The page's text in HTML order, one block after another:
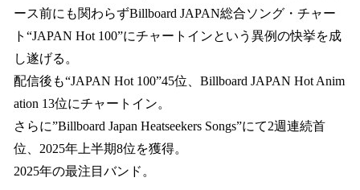
ース前にも関わらずBillboard JAPAN総合ソング・チャー
ト“JAPAN Hot 100”にチャートインという異例の快挙を成
し遂げる。
配信後も“JAPAN Hot 100”45位、Billboard JAPAN Hot Anim
ation 13位にチャートイン。
さらに”Billboard Japan Heatseekers Songs”にて2週連続首
位、2025年上半期8位を獲得。
2025年の最注目バンド。